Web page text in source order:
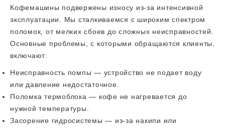
Кофемашины подвержены износу из-за интенсивной
эксплуатации. Мы сталкиваемся с широким спектром
поломок, от мелких сбоев до сложных неисправностей.
Основные проблемы, с которыми обращаются клиенты,
включают:
Неисправность помпы — устройство не подает воду
или давление недостаточное.
Поломка термоблока — кофе не нагревается до
нужной температуры.
Засорение гидросистемы — из-за накипи или